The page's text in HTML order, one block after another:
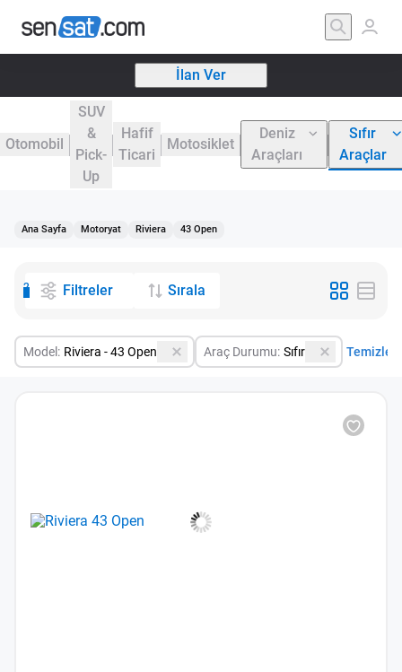
İlan Ver
Otomobil
SUV
&
Pick-
Up
Hafif
Ticari
Motosiklet
Deniz
Araçları
Sıfır
Araçlar
Ana Sayfa Motoryat Riviera 43 Open
Model: Riviera - 43 Open Araç Durumu: Sıfır Temizle
Filtreler
2 Sırala